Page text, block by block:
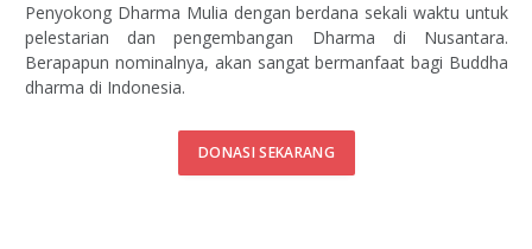
Penyokong Dharma Mulia dengan berdana sekali waktu untuk
pelestarian dan pengembangan Dharma di Nusantara.
Berapapun nominalnya, akan sangat bermanfaat bagi Buddha
dharma di Indonesia.
DONASI SEKARANG